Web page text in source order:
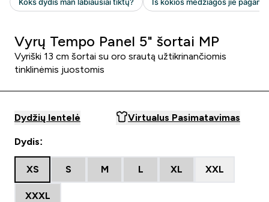
Vyrų Tempo Panel 5" šortai MP
Vyriški 13 cm šortai su oro srautą užtikrinančiomis
tinklinėmis juostomis
Dydžių lentelė Virtualus Pasimatavimas
Dydis:
XS S M L XL XXL
XXXL